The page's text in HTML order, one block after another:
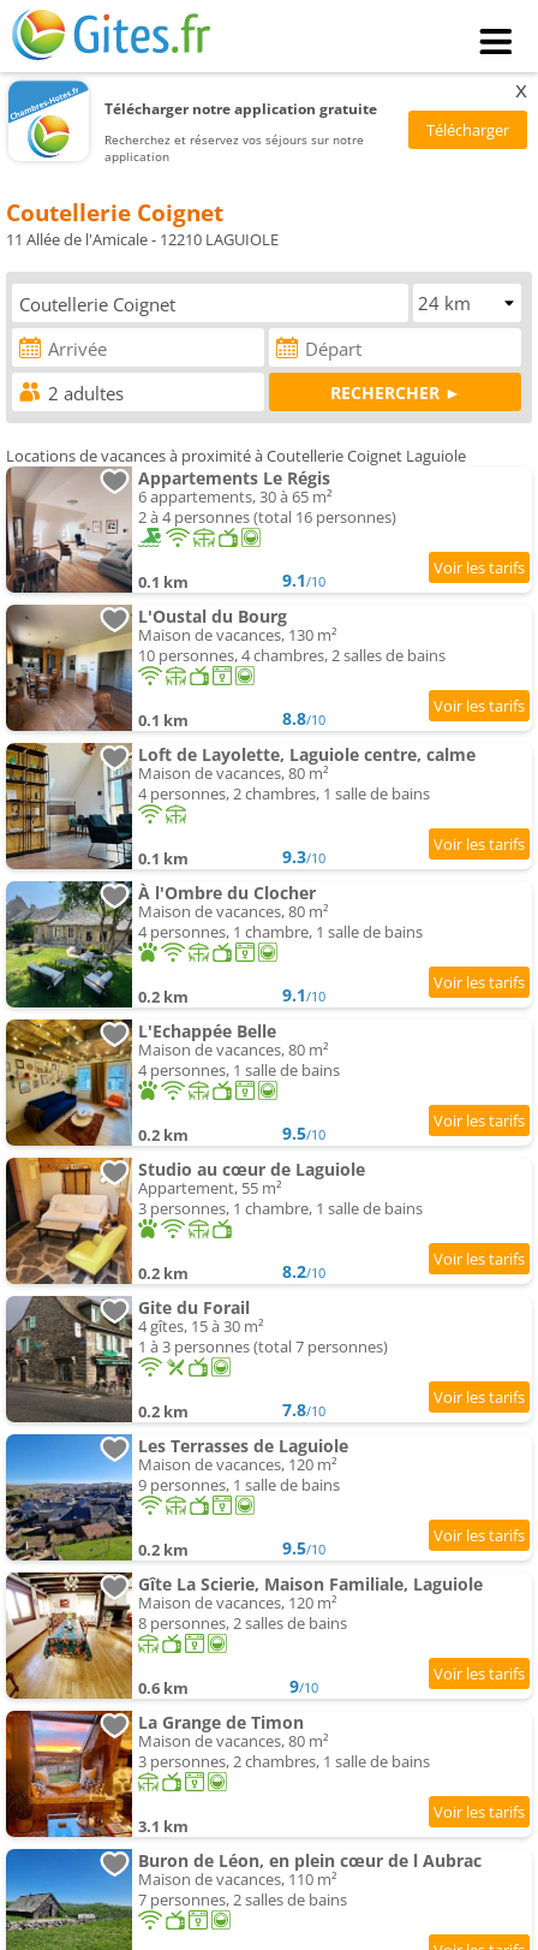
Télécharger notre application gratuite
Recherchez et réservez vos séjours sur notre
application
x
Coutellerie Coignet
11 Allée de l'Amicale - 12210 LAGUIOLE
Locations de vacances à proximité à Coutellerie Coignet Laguiole
Appartements Le Régis
6 appartements, 30 à 65 m²
2 à 4 personnes (total 16 personnes)
0.1 km 9.1/10
L'Oustal du Bourg
Maison de vacances, 130 m²
10 personnes, 4 chambres, 2 salles de bains
0.1 km 8.8/10
Loft de Layolette, Laguiole centre, calme
Maison de vacances, 80 m²
4 personnes, 2 chambres, 1 salle de bains
0.1 km 9.3/10
À l'Ombre du Clocher
Maison de vacances, 80 m²
4 personnes, 1 chambre, 1 salle de bains
0.2 km 9.1/10
L'Echappée Belle
Maison de vacances, 80 m²
4 personnes, 1 salle de bains
0.2 km 9.5/10
Studio au cœur de Laguiole
Appartement, 55 m²
3 personnes, 1 chambre, 1 salle de bains
0.2 km 8.2/10
Gite du Forail
4 gîtes, 15 à 30 m²
1 à 3 personnes (total 7 personnes)
0.2 km 7.8/10
Les Terrasses de Laguiole
Maison de vacances, 120 m²
9 personnes, 1 salle de bains
0.2 km 9.5/10
Gîte La Scierie, Maison Familiale, Laguiole
Maison de vacances, 120 m²
8 personnes, 2 salles de bains
0.6 km 9/10
La Grange de Timon
Maison de vacances, 80 m²
3 personnes, 2 chambres, 1 salle de bains
3.1 km
Buron de Léon, en plein cœur de l Aubrac
Maison de vacances, 110 m²
7 personnes, 2 salles de bains